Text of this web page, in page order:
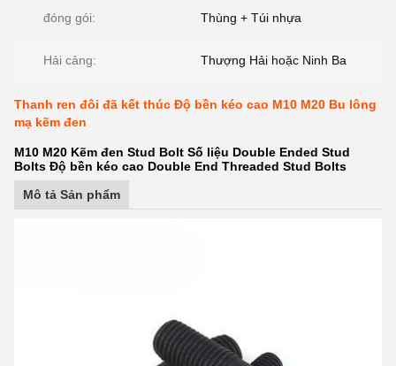
đóng gói: Thùng + Túi nhựa
Hải cảng: Thượng Hải hoặc Ninh Ba
Thanh ren đôi đã kết thúc Độ bền kéo cao M10 M20 Bu lông
mạ kẽm đen
M10 M20 Kẽm đen Stud Bolt Số liệu Double Ended Stud
Bolts Độ bền kéo cao Double End Threaded Stud Bolts
Mô tả Sản phẩm